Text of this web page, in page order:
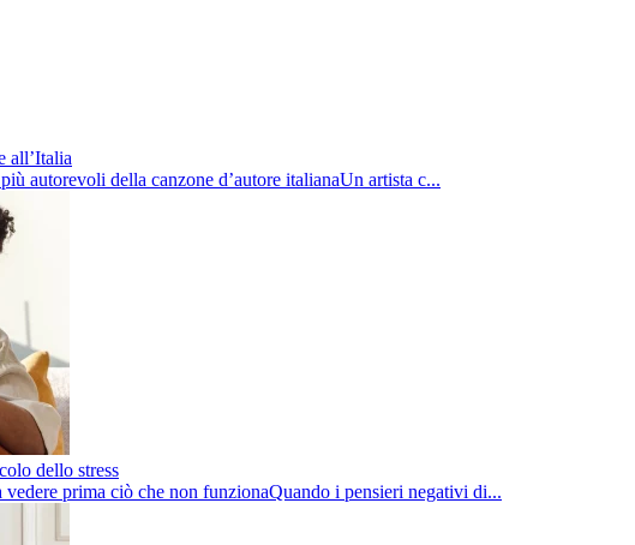
all’Italia
autorevoli della canzone d’autore italianaUn artista c...
dello stress
prima ciò che non funzionaQuando i pensieri negativi di...